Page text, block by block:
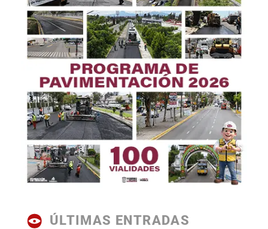
ÚLTIMAS ENTRADAS